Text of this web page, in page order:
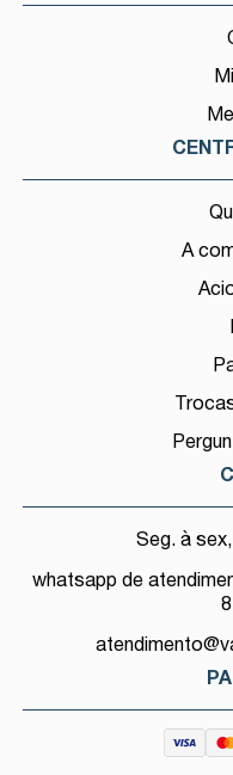
A
Seg. à
whatsapp de